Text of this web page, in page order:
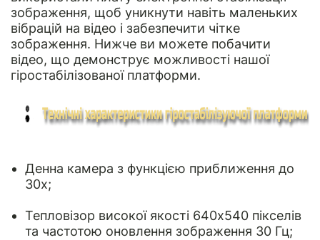
зображення, щоб уникнути навіть маленьких
вібрацій на відео і забезпечити чітке
зображення. Нижче ви можете побачити
відео, що демонструє можливості нашої
гіростабілізованої платформи.
Денна камера з функцією приближення до
30х;
Тепловізор високої якості 640х540 пікселів
та частотою оновлення зображення 30 Гц;